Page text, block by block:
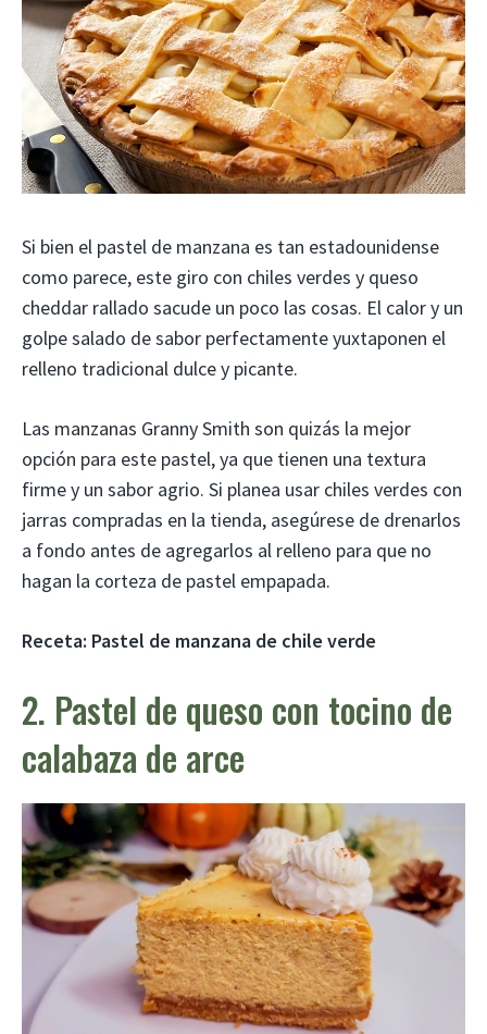
Si bien el pastel de manzana es tan estadounidense
como parece, este giro con chiles verdes y queso
cheddar rallado sacude un poco las cosas. El calor y un
golpe salado de sabor perfectamente yuxtaponen el
relleno tradicional dulce y picante.
Las manzanas Granny Smith son quizás la mejor
opción para este pastel, ya que tienen una textura
firme y un sabor agrio. Si planea usar chiles verdes con
jarras compradas en la tienda, asegúrese de drenarlos
a fondo antes de agregarlos al relleno para que no
hagan la corteza de pastel empapada.
Receta: Pastel de manzana de chile verde
2. Pastel de queso con tocino de
calabaza de arce